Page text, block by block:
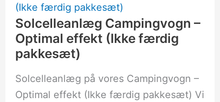
Solcelleanlæg Campingvogn –
Optimal effekt (Ikke færdig
pakkesæt)
Solcelleanlæg på vores Campingvogn –
Optimal effekt (Ikke færdig pakkesæt) Vi
Optimal
effekt
(Ikke
færdig
pakkesæt)